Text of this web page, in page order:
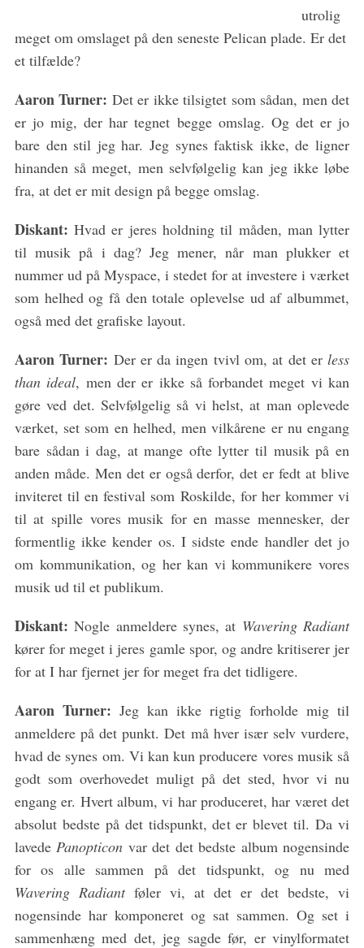
utrolig
meget om omslaget på den seneste Pelican plade. Er det
et tilfælde?
Aaron Turner: Det er ikke tilsigtet som sådan, men det
er jo mig, der har tegnet begge omslag. Og det er jo
bare den stil jeg har. Jeg synes faktisk ikke, de ligner
hinanden så meget, men selvfølgelig kan jeg ikke løbe
fra, at det er mit design på begge omslag.
Diskant:Hvad er jeres holdning til måden, man lytter
til musik på i dag? Jeg mener, når man plukker et
nummer ud på Myspace, i stedet for at investere i værket
som helhed og få den totale oplevelse ud af albummet,
også med det grafiske layout.
Aaron Turner: Der er da ingen tvivl om, at det erless
than ideal, men der er ikke så forbandet meget vi kan
gøre ved det. Selvfølgelig så vi helst, at man oplevede
værket, set som en helhed, men vilkårene er nu engang
bare sådan i dag, at mange ofte lytter til musik på en
anden måde. Men det er også derfor, det er fedt at blive
inviteret til en festival som Roskilde, for her kommer vi
til at spille vores musik for en masse mennesker, der
formentlig ikke kender os. I sidste ende handler det jo
om kommunikation, og her kan vi kommunikere vores
musik ud til et publikum.
Diskant: Nogle anmeldere synes, at Wavering Radiant
kører for meget i jeres gamle spor, og andre kritiserer jer
for at I har fjernet jer for meget fra det tidligere.
Aaron Turner: Jeg kan ikke rigtig forholde mig til
anmeldere på det punkt. Det må hver især selv vurdere,
hvad de synes om. Vi kan kun producere vores musik så
godt som overhovedet muligt på det sted, hvor vi nu
engang er. Hvert album, vi har produceret, har været det
absolut bedste på det tidspunkt, det er blevet til. Da vi
lavedePanopticon var det det bedste album nogensinde
for os alle sammen på det tidspunkt, og nu med
Wavering Radiantføler vi, at det er det bedste, vi
nogensinde har komponeret og sat sammen. Og set i
sammenhæng med det, jeg sagde før, er vinylformatet